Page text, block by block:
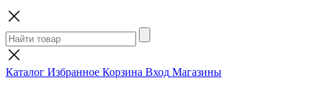
Каталог Избранное Корзина Вход Магазины